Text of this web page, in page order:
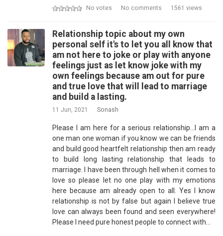
No votes No comments 1561 views
Relationship topic about my own
personal self it's to let you all know that
am not here to joke or play with anyone
feelings just as let know joke with my
own feelings because am out for pure
and true love that will lead to marriage
and build a lasting.
11 Jun, 2021 Sonash
Please I am here for a serious relationship...I am a
one man one woman if you know we can be friends
and build good heartfelt relationship then am ready
to build long lasting relationship that leads to
marriage. I have been through hell when it comes to
love so please let no one play with my emotions
here because am already open to all. Yes I know
relationship is not by false but again I believe true
love can always been found and seen everywhere!
Please I need pure honest people to connect with…